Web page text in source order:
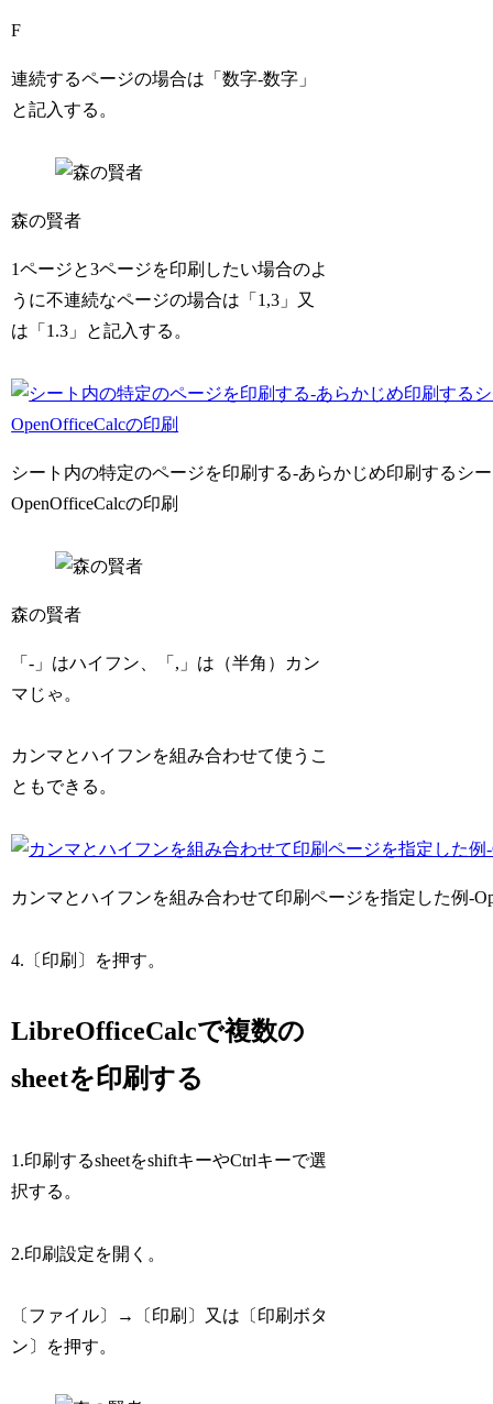
F
連続するページの場合は「数字-数字」
と記入する。
森の賢者
1ページと3ページを印刷したい場合のよ
うに不連続なページの場合は「1,3」又
は「1.3」と記入する。
シート内の特定のページを印刷する-あらかじめ印刷するシ
OpenOfficeCalcの印刷
森の賢者
「-」はハイフン、「,」は（半角）カン
マじゃ。
カンマとハイフンを組み合わせて使うこ
ともできる。
カンマとハイフンを組み合わせて印刷ページを指定した例-
4.〔印刷〕を押す。
LibreOfficeCalcで複数の
sheetを印刷する
1.印刷するsheetをshiftキーやCtrlキーで選
択する。
2.印刷設定を開く。
〔ファイル〕→〔印刷〕又は〔印刷ボタ
ン〕を押す。